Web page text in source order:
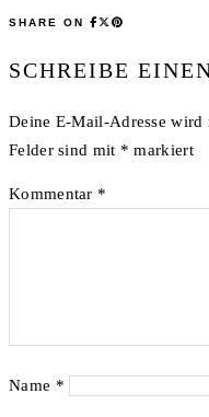
SHARE ON
SCHREIBE
Deine E-Mail-Adresse
Felder sind mit * markiert
Kommentar *
Name *